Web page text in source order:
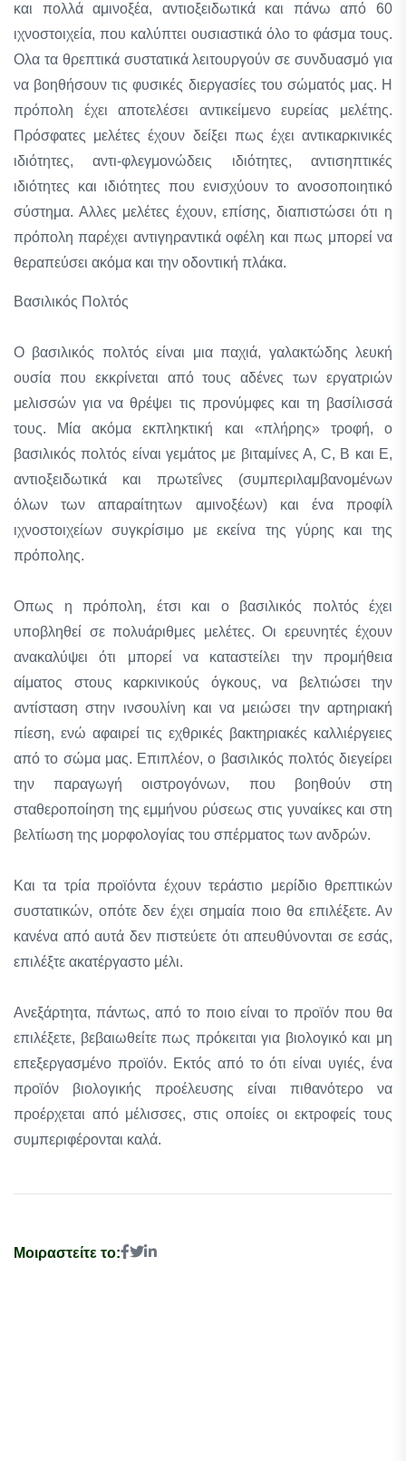
και πολλά αμινοξέα, αντιοξειδωτικά και πάνω από 60
ιχνοστοιχεία, που καλύπτει ουσιαστικά όλο το φάσμα τους.
Ολα τα θρεπτικά συστατικά λειτουργούν σε συνδυασμό για
να βοηθήσουν τις φυσικές διεργασίες του σώματός μας. Η
πρόπολη έχει αποτελέσει αντικείμενο ευρείας μελέτης.
Πρόσφατες μελέτες έχουν δείξει πως έχει αντικαρκινικές
ιδιότητες, αντι-φλεγμονώδεις ιδιότητες, αντισηπτικές
ιδιότητες και ιδιότητες που ενισχύουν το ανοσοποιητικό
σύστημα. Αλλες μελέτες έχουν, επίσης, διαπιστώσει ότι η
πρόπολη παρέχει αντιγηραντικά οφέλη και πως μπορεί να
θεραπεύσει ακόμα και την οδοντική πλάκα.
Βασιλικός Πολτός
Ο βασιλικός πολτός είναι μια παχιά, γαλακτώδης λευκή
ουσία που εκκρίνεται από τους αδένες των εργατριών
μελισσών για να θρέψει τις προνύμφες και τη βασίλισσά
τους. Μία ακόμα εκπληκτική και «πλήρης» τροφή, ο
βασιλικός πολτός είναι γεμάτος με βιταμίνες Α, C, B και Ε,
αντιοξειδωτικά και πρωτεΐνες (συμπεριλαμβανομένων
όλων των απαραίτητων αμινοξέων) και ένα προφίλ
ιχνοστοιχείων συγκρίσιμο με εκείνα της γύρης και της
πρόπολης.
Οπως η πρόπολη, έτσι και ο βασιλικός πολτός έχει
υποβληθεί σε πολυάριθμες μελέτες. Οι ερευνητές έχουν
ανακαλύψει ότι μπορεί να καταστείλει την προμήθεια
αίματος στους καρκινικούς όγκους, να βελτιώσει την
αντίσταση στην ινσουλίνη και να μειώσει την αρτηριακή
πίεση, ενώ αφαιρεί τις εχθρικές βακτηριακές καλλιέργειες
από το σώμα μας. Επιπλέον, ο βασιλικός πολτός διεγείρει
την παραγωγή οιστρογόνων, που βοηθούν στη
σταθεροποίηση της εμμήνου ρύσεως στις γυναίκες και στη
βελτίωση της μορφολογίας του σπέρματος των ανδρών.
Και τα τρία προϊόντα έχουν τεράστιο μερίδιο θρεπτικών
συστατικών, οπότε δεν έχει σημαία ποιο θα επιλέξετε. Αν
κανένα από αυτά δεν πιστεύετε ότι απευθύνονται σε εσάς,
επιλέξτε ακατέργαστο μέλι.
Ανεξάρτητα, πάντως, από το ποιο είναι το προϊόν που θα
επιλέξετε, βεβαιωθείτε πως πρόκειται για βιολογικό και μη
επεξεργασμένο προϊόν. Εκτός από το ότι είναι υγιές, ένα
προϊόν βιολογικής προέλευσης είναι πιθανότερο να
προέρχεται από μέλισσες, στις οποίες οι εκτροφείς τους
συμπεριφέρονται καλά.
Μοιραστείτε το: